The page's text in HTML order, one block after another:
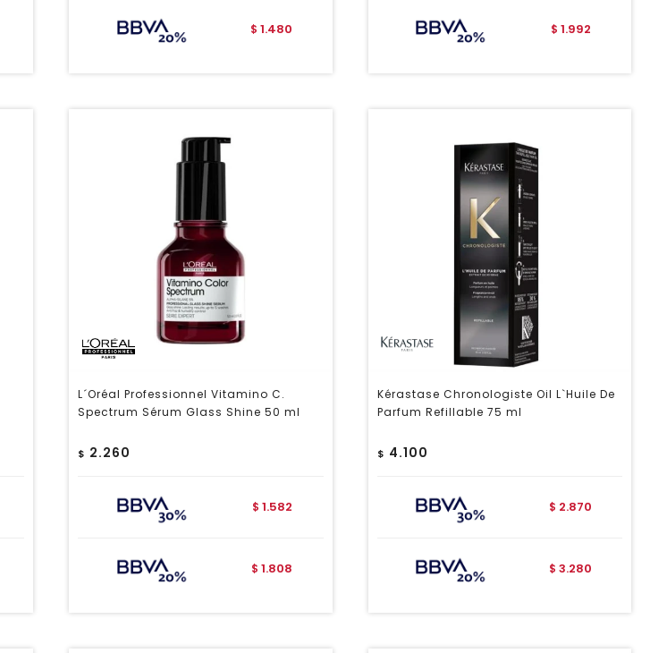
$ 1.480 $ 1.992
L´Oréal Professionnel Vitamino C.
Spectrum Sérum Glass Shine 50 ml
$ 2.260
$ 1.582
$ 1.808
Kérastase Chronologiste Oil L`Huile De
Parfum Refillable 75 ml
$ 4.100
$ 2.870
$ 3.280